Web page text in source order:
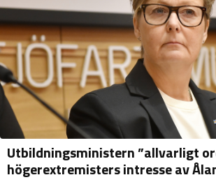
Utbildningsministern ”allvarligt
högerextremisters intresse av